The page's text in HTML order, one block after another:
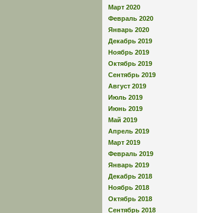
Март 2020
Февраль 2020
Январь 2020
Декабрь 2019
Ноябрь 2019
Октябрь 2019
Сентябрь 2019
Август 2019
Июль 2019
Июнь 2019
Май 2019
Апрель 2019
Март 2019
Февраль 2019
Январь 2019
Декабрь 2018
Ноябрь 2018
Октябрь 2018
Сентябрь 2018